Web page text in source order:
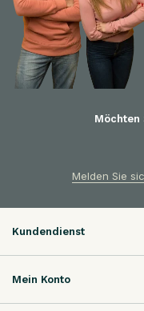
Möchten
Melden Sie
Kundendienst
Mein Konto